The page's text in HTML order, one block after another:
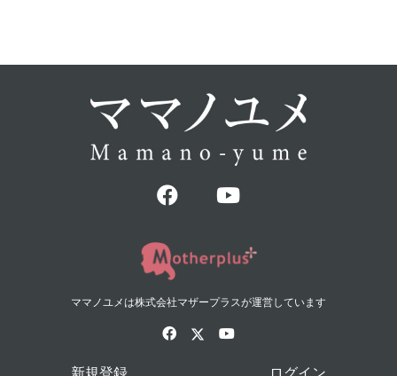
ママノユメは株式会社マザープラスが運営しています